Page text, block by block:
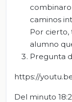
caminos
Por cierto,
alumno
Pregunta
https://
Del minuto